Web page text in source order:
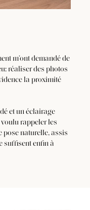
m’ont demandé de
réaliser des photos
la proximité
et un éclairage
rappeler les
pose naturelle, assis
suffisent enfin à